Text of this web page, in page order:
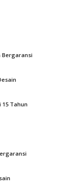
Bergaransi
15 Tahun